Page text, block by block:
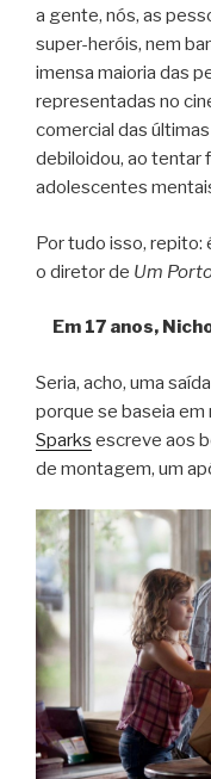
a gente, nós, as
super-heróis, nem
imensa maioria das
representadas no
comercial das
debiloidou, ao tentar
adolescentes
Por tudo isso, repito:
o diretor de Um
Em 17 anos,
Seria, acho, uma
porque se baseia em
Sparks escreve aos
de montagem, um